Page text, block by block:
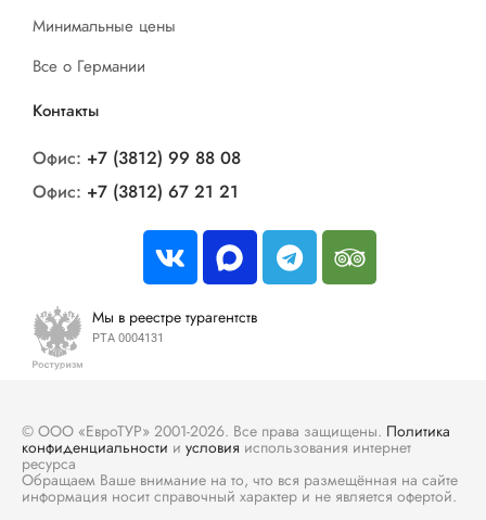
Минимальные цены
Все о Германии
Контакты
Офис: +7 (3812) 99 88 08
Офис: +7 (3812) 67 21 21
Мы в реестре турагентств
РТА 0004131
© ООО «ЕвроТУР» 2001-2026. Все права защищены. Политика
конфиденциальности и условия использования интернет
ресурса
Обращаем Ваше внимание на то, что вся размещённая на сайте
информация носит справочный характер и не является офертой.